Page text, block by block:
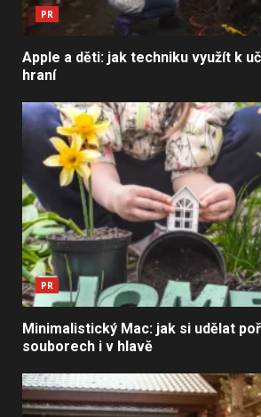
PR
Apple a děti: jak techniku využít k
hraní
PR
Minimalistický Mac: jak si udělat
souborech i v hlavě